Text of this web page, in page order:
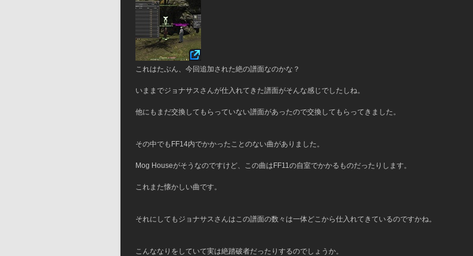
これはたぶん、今回追加された絶の譜面なのかな？
いままでジョナサスさんが仕入れてきた譜面がそんな感じでしたしね。
他にもまだ交換してもらっていない譜面があったので交換してもらってきました。
その中でもFF14内でかかったことのない曲がありました。
Mog Houseがそうなのですけど、この曲はFF11の自室でかかるものだったりします。
これまた懐かしい曲です。
それにしてもジョナサスさんはこの譜面の数々は一体どこから仕入れてきているのですかね。
こんななりをしていて実は絶踏破者だったりするのでしょうか。